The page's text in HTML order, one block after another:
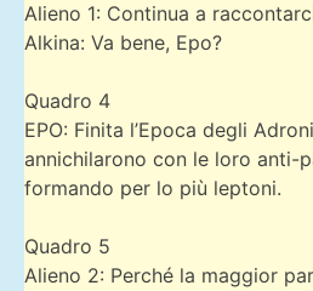
Alieno 1: Continua a
Alkina: Va bene, Epo?
Quadro 4
EPO: Finita l’Epoca degli
annichilarono con le loro anti-
formando per lo più leptoni.
Quadro 5
Alieno 2: Perché la maggior